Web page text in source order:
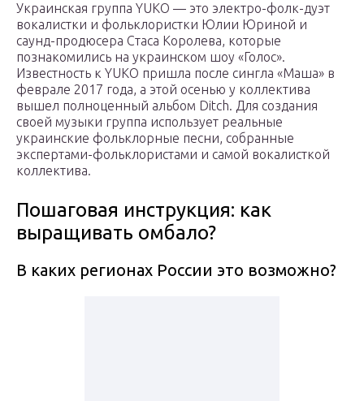
Украинская группа YUKO — это электро-фолк-дуэт
вокалистки и фольклористки Юлии Юриной и
саунд-продюсера Стаса Королева, которые
познакомились на украинском шоу «Голос».
Известность к YUKO пришла после сингла «Маша» в
феврале 2017 года, а этой осенью у коллектива
вышел полноценный альбом Ditch. Для создания
своей музыки группа использует реальные
украинские фольклорные песни, собранные
экспертами-фольклористами и самой вокалисткой
коллектива.
Пошаговая инструкция: как
выращивать омбало?
В каких регионах России это возможно?